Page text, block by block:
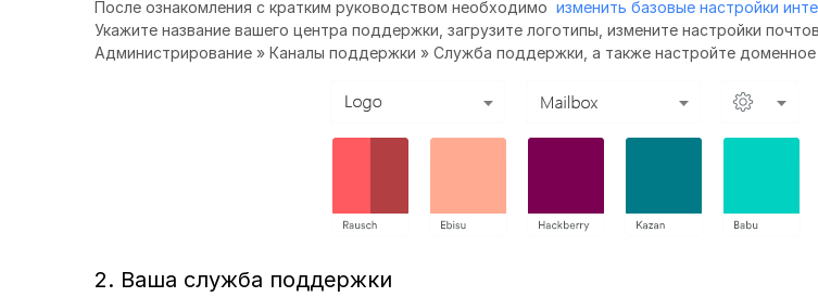
После ознакомления с кратким руководством необходимо изменить базовые настройки
Укажите название вашего центра поддержки, загрузите логотипы, измените настройки
Администрирование » Каналы поддержки » Служба поддержки, а также настройте доменное
2. Ваша служба поддержки